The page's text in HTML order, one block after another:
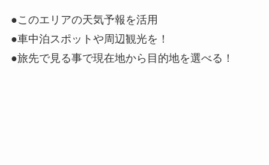
●このエリアの天気予報を活用
●車中泊スポットや周辺観光を！
●旅先で見る事で現在地から目的地を選べる！